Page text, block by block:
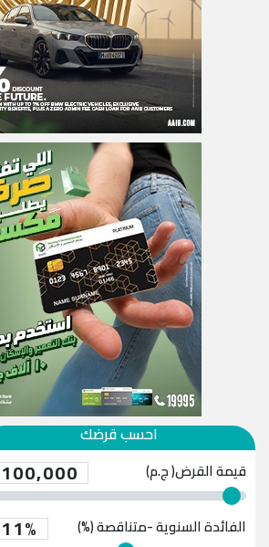
احسب قرضك
قيمة القرض( ج.م) 100,000
الفائدة السنوية -متناقصة (%) 11%